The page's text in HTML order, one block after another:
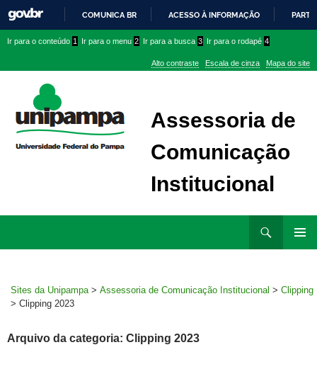
PARA
CONTEÚDO
COMUNICA BR ACESSO À INFORMAÇÃO
conteúdo
menu
superior
menu
Ir para o conteúdo 1 Ir para o menu 2 Ir para a busca 3 Ir para o rodapé 4
Alto contraste Escala de cinza Mapa do site
Assessoria de
Comunicação
Institucional
Sites da Unipampa > Assessoria de Comunicação Institucional > Clipping
> Clipping 2023
Arquivo da categoria: Clipping 2023